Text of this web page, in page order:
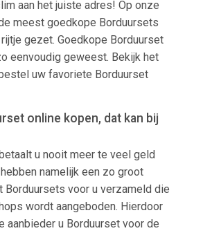
aan het juiste adres! Op onze
meest goedkope Borduursets
gezet. Goedkope Borduurset
eenvoudig geweest. Bekijk het
uw favoriete Borduurset
online kopen, dat kan bij
u nooit meer te veel geld
namelijk een zo groot
voor u verzameld die
wordt aangeboden. Hierdoor
aanbieder u Borduurset voor de